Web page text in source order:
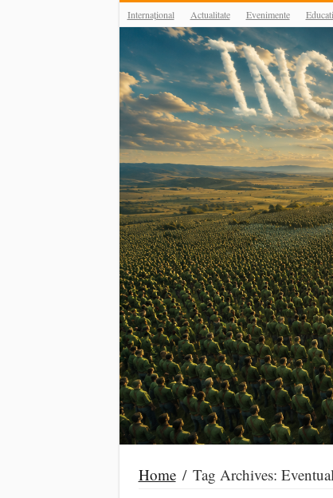
Internațional Actualitate Evenimente
Home / Tag Archives: